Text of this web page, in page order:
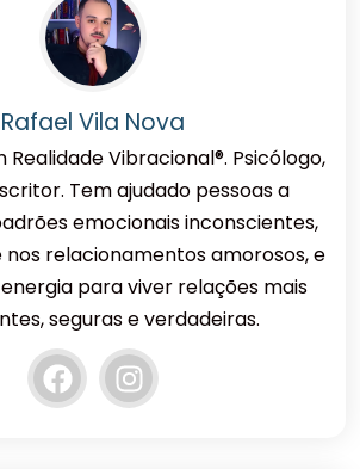
Rafael Vila Nova
Realidade Vibracional®. Psicólogo,
Tem ajudado pessoas a
emocionais inconscientes,
relacionamentos amorosos, e
para viver relações mais
seguras e verdadeiras.